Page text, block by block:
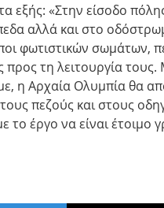
«Στην είσοδο
αλλά και στο
φωτιστικών σωμάτων,
τη λειτουργία
η Αρχαία Ολυμπία θα
πεζούς και στους
το έργο να είναι